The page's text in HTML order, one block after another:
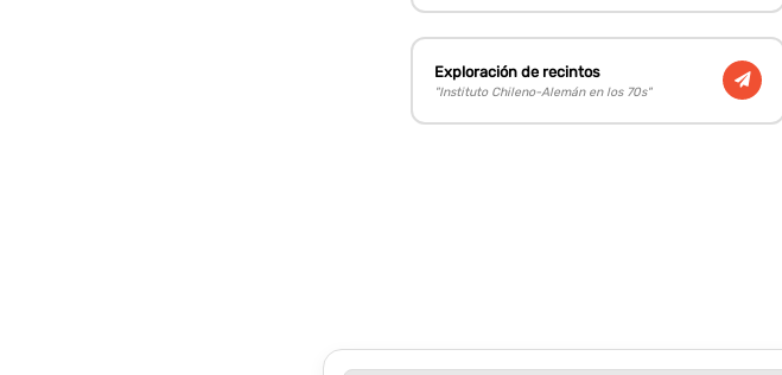
Exploración de recintos
"Instituto Chileno-Alemán en los 70s"